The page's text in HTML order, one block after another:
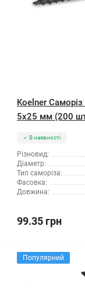
Koelner
5x25 мм (200
В наявності
Різновид:
Діаметр:
Тип саморіза:
Фасовка:
Довжина:
99.35 грн
Популярний